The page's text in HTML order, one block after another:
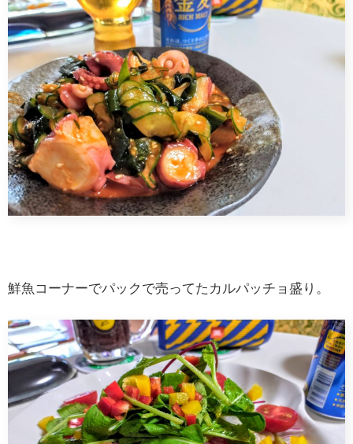
鮮魚コーナーでパックで売ってたカルパッチョ盛り。